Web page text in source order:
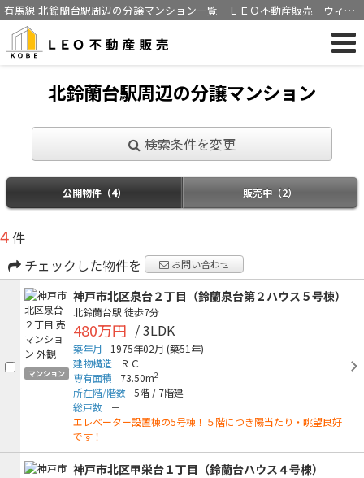
有馬線 北鈴蘭台駅周辺の分譲マンション一覧｜ＬＥＯ不動産販売 ウィズ
アス神戸株式会社
北鈴蘭台駅周辺の分譲マンション
検索条件を変更
公開物件（4） 販売中（2）
4件
チェックした物件を
お問い合わせ
マンション
神戸市北区泉台２丁目（鈴蘭泉台第２ハウス５号棟）
北鈴蘭台駅 徒歩7分
480万円 / 3LDK
築年月 1975年02月 (築51年)
建物構造
ＲＣ
専有面積
73.50m2
所在階/階数 5階 / 7階建
総戸数
－
エレベーター設置棟の5号棟！５階につき陽当たり・眺望良好
です！
神戸市北区甲栄台１丁目（鈴蘭台ハウス４号棟）